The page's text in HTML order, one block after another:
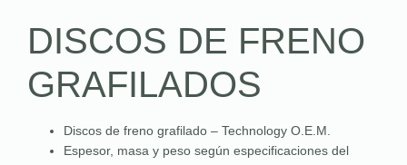
DISCOS DE FRENO
GRAFILADOS
Discos de freno grafilado – Technology O.E.M.
Espesor, masa y peso según especificaciones del